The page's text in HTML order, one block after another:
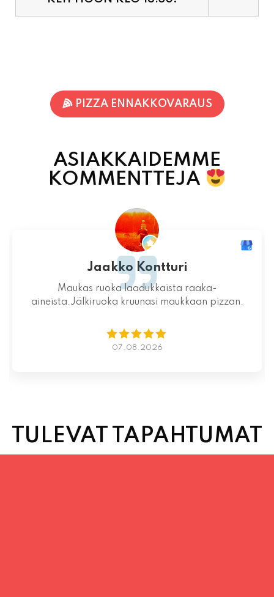
ASIAKKAIDEMME
Jari-Pekka Rajasalo
Mahtava paikka kokonaisuutena, ruoka,
miljöö ja henkilökunta ovat huippua ruuan
lisäksi.